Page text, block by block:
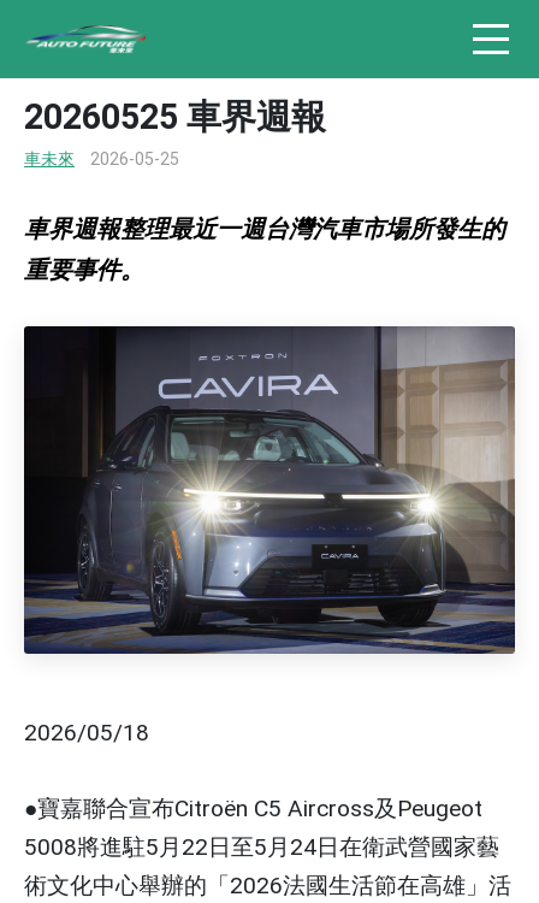
20260525 車界週報
車未來 2026-05-25
車界週報整理最近一週台灣汽車市場所發生的
重要事件。
2026/05/18
●寶嘉聯合宣布Citroën C5 Aircross及Peugeot
5008將進駐5月22日至5月24日在衛武營國家藝
術文化中心舉辦的「2026法國生活節在高雄」活